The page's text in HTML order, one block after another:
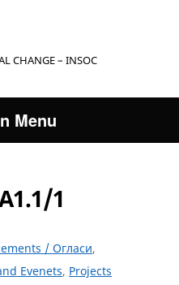
CHANGE – INSOC
Menu
1
/ Огласи,
Evenets, Projects